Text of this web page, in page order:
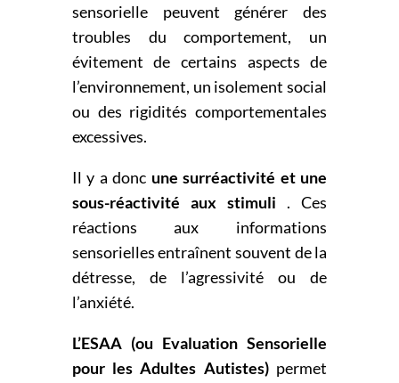
sensorielle peuvent générer des
troubles du comportement, un
évitement de certains aspects de
l’environnement, un isolement social
ou des rigidités comportementales
excessives.
Il y a donc une surréactivité et une
sous-réactivité aux stimuli . Ces
réactions aux informations
sensorielles entraînent souvent de la
détresse, de l’agressivité ou de
l’anxiété.
L’ESAA (ou Evaluation Sensorielle
pour les Adultes Autistes)permet